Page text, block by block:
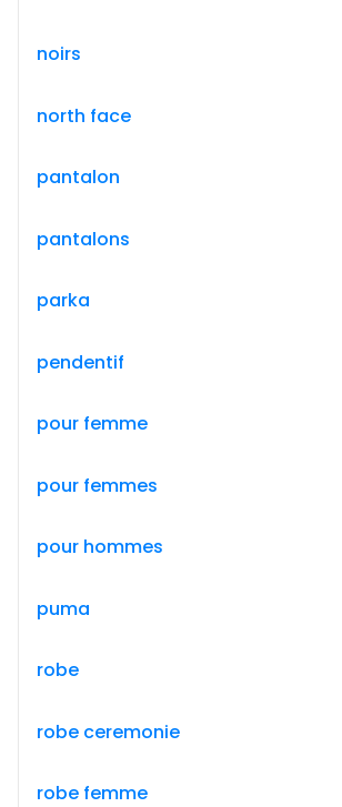
noirs
north face
pantalon
pantalons
parka
pendentif
pour femme
pour femmes
pour hommes
puma
robe
robe ceremonie
robe femme